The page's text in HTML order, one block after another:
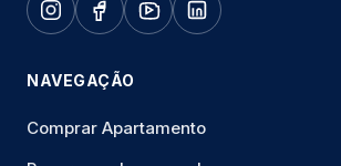
NAVEGAÇÃO
Comprar Apartamento